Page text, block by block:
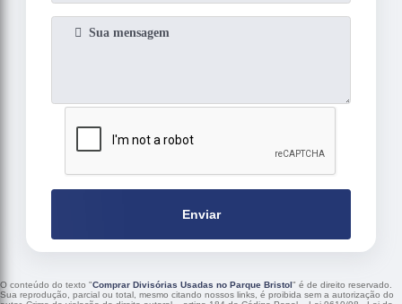
Enviar
O conteúdo do texto "Comprar Divisórias Usadas no Parque Bristol" é de direito reservado.
Sua reprodução, parcial ou total, mesmo citando nossos links, é proibida sem a autorização do